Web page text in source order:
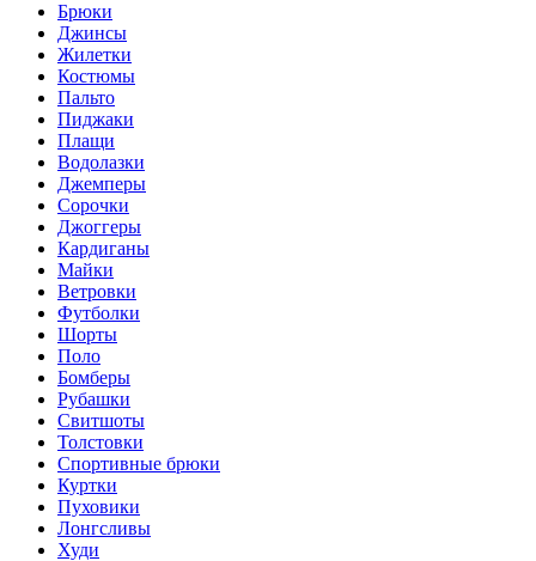
Брюки
Джинсы
Жилетки
Костюмы
Пальто
Пиджаки
Плащи
Водолазки
Джемперы
Сорочки
Джоггеры
Кардиганы
Майки
Ветровки
Футболки
Шорты
Поло
Бомберы
Рубашки
Свитшоты
Толстовки
Спортивные брюки
Куртки
Пуховики
Лонгсливы
Худи